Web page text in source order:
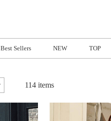
Best Sellers NEW TOP
114 items